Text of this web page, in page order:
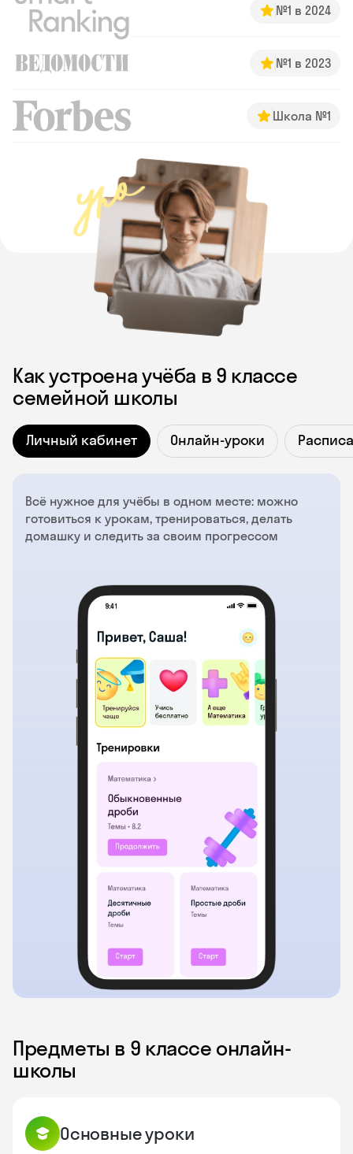
№1 в 2024
№1 в 2023
Школа №1
Как устроена учёба в 9 классе
семейной школы
Личный кабинет Онлайн-уроки
Всё нужное для учёбы в одном месте: можно
готовиться к урокам, тренироваться, делать
домашку и следить за своим прогрессом
Предметы в 9 классе онлайн-
школы
Основные уроки